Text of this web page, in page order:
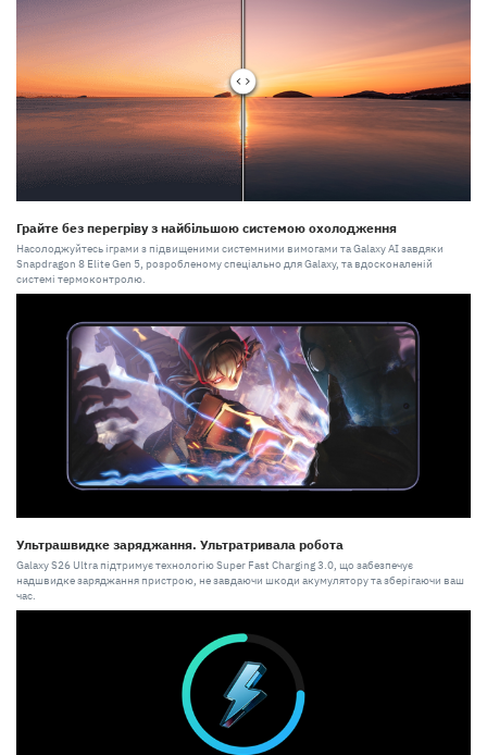
Грайте без перегріву з найбільшою системою охолодження
Насолоджуйтесь іграми з підвищеними системними вимогами та Galaxy AI завдяки
Snapdragon 8 Elite Gen 5, розробленому спеціально для Galaxy, та вдосконаленій
системі термоконтролю.
Ультрашвидке заряджання. Ультратривала робота
Galaxy S26 Ultra підтримує технологію Super Fast Charging 3.0, що забезпечує
надшвидке заряджання пристрою, не завдаючи шкоди акумулятору та зберігаючи ваш
час.